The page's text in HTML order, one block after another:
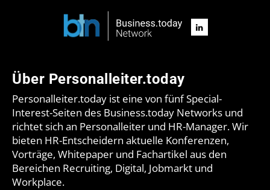
Über Personalleiter.today
Personalleiter.today ist eine von fünf Special-
Interest-Seiten des Business.today Networks und
richtet sich an Personalleiter und HR-Manager. Wir
bieten HR-Entscheidern aktuelle Konferenzen,
Vorträge, Whitepaper und Fachartikel aus den
Bereichen Recruiting, Digital, Jobmarkt und
Workplace.